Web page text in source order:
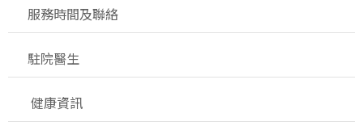
服務時間及聯絡
駐院醫生
  健康資訊